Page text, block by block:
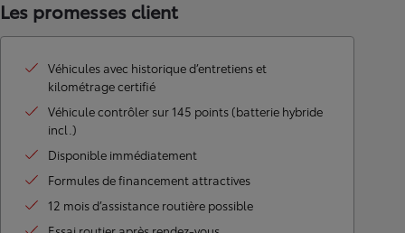
Les promesses client
Véhicules avec historique d’entretiens et
kilométrage certifié
Véhicule contrôler sur 145 points (batterie hybride
incl.)
Disponible immédiatement
Formules de financement attractives
12 mois d’assistance routière possible